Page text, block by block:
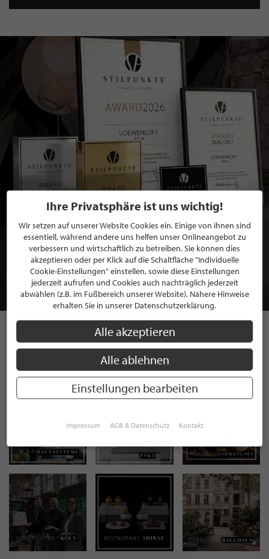
BEWERBEN SIE SICH FÜR EINE GRATIS
MITGLIEDSCHAFT BEI STILPUNKTE®
JETZT GRATIS BEWERBEN
STILPUNKTE AUF
INSTAGRAM
Ihre Privatsphäre ist uns wichtig!
Wir setzen auf unserer Website Cookies ein. Einige von ihnen sind
essentiell, während andere uns helfen unser Onlineangebot zu
verbessern und wirtschaftlich zu betreiben. Sie können dies
akzeptieren oder per Klick auf die Schaltfläche "Individuelle
Cookie-Einstellungen" einstellen, sowie diese Einstellungen
jederzeit aufrufen und Cookies auch nachträglich jederzeit
abwählen (z.B. im Fußbereich unserer Website). Nähere Hinweise
erhalten Sie in unserer Datenschutzerklärung.
Alle akzeptieren
Alle ablehnen
Einstellungen bearbeiten
Impressum AGB & Datenschutz Kontakt